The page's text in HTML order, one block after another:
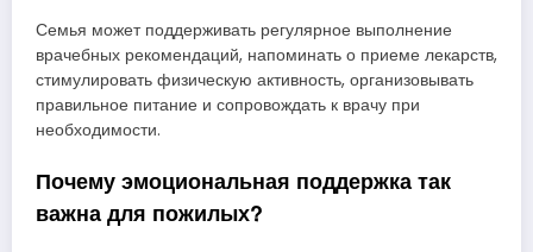
Семья может поддерживать регулярное выполнение
врачебных рекомендаций, напоминать о приеме лекарств,
стимулировать физическую активность, организовывать
правильное питание и сопровождать к врачу при
необходимости.
Почему эмоциональная поддержка так
важна для пожилых?